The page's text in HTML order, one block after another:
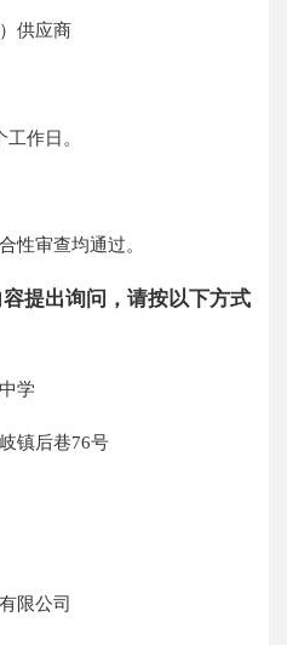
供应商
作日。
审查均通过。
提出询问，请按以下方式
学
镇后巷76号
限公司